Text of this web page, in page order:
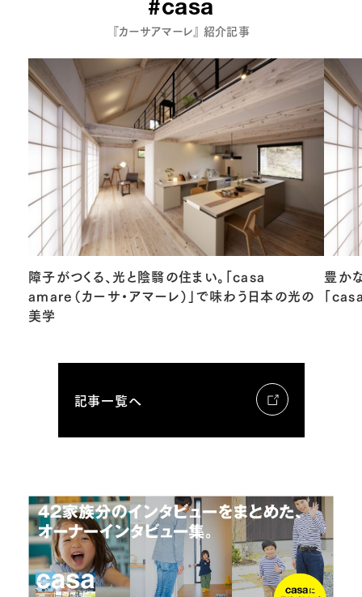
#casa
『カーサアマーレ』 紹介記事
障子がつくる、光と陰翳の住まい。「casa
amare（カーサ・アマーレ）」で味わう日本の光の
美学
豊か
「
記事一覧へ